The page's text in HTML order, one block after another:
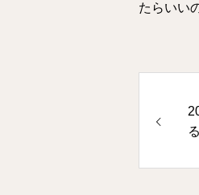
たらいい